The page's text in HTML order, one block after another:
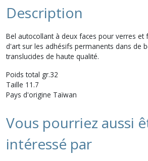
Description
Bel autocollant à deux faces pour verres
d'art sur les adhésifs permanents dans de
translucides de haute qualité.
Poids total gr.32
Taille 11.7
Pays d'origine Taïwan
Vous pourriez aussi
intéressé par